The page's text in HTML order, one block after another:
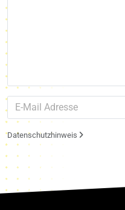
Datenschutzhinweis